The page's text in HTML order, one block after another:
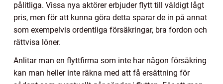
pålitliga. Vissa nya aktörer erbjuder flytt till väldigt lågt
pris, men för att kunna göra detta sparar de in på annat
som exempelvis ordentliga försäkringar, bra fordon och
rättvisa löner.
Anlitar man en flyttfirma som inte har någon försäkring
kan man heller inte räkna med att få ersättning för